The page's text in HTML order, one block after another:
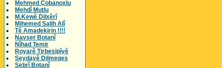
Mehmed Çobanoxlu
Mehdî Mutlu
M.Kewê Dilxêrî
Mihemed Salih Alî
Tê Amadekirin !!!!
Navser Botanî
Nîhad Temir
Royarê Tirbesipîyê
Seydayê Dilmeqes
Sebrî Botanî